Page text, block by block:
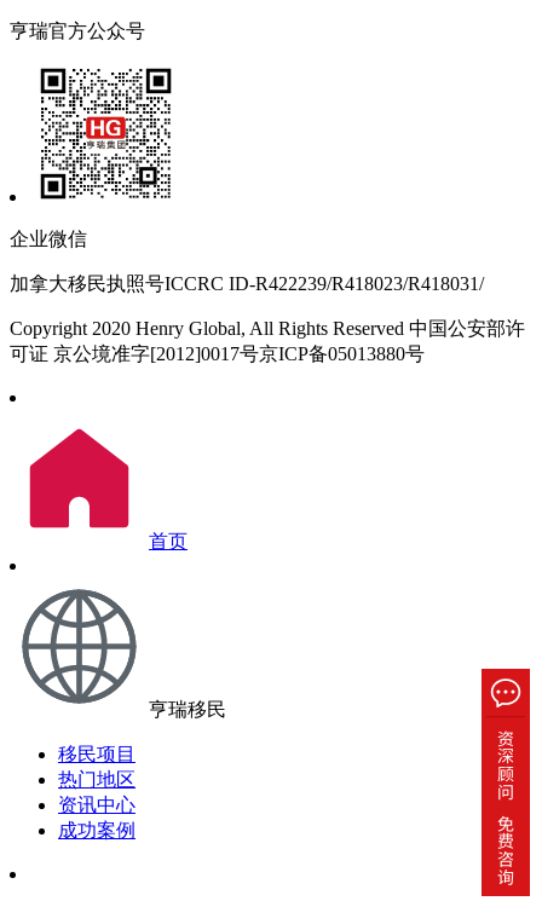
亨瑞官方公众号
企业微信
加拿大移民执照号ICCRC ID-R422239/R418023/R418031/
Copyright 2020 Henry Global, All Rights Reserved 中国公安部许
可证 京公境准字[2012]0017号京ICP备05013880号
首页
亨瑞移民
移民项目
热门地区
资讯中心
成功案例